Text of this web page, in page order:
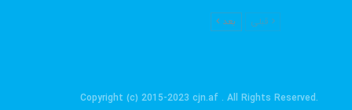
قبلی بعد
.Copyright (c) 2015-2023 cjn.af . All Rights Reserved